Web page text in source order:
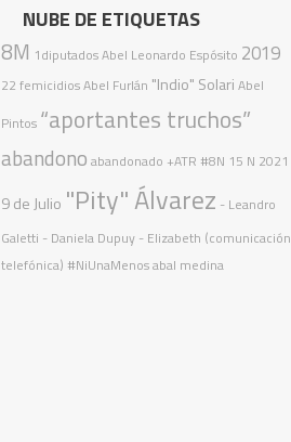
NUBE DE ETIQUETAS
8M 1diputadosAbel Leonardo Espósito 2019
22 femicidiosAbel Furlán "Indio" Solari Abel
Pintos “aportantes truchos”
abandono abandonado +ATR #8N 15 N 2021
9 de Julio "Pity" Álvarez - Leandro
Galetti - Daniela Dupuy - Elizabeth (comunicación
telefónica) #NiUnaMenosabal medina